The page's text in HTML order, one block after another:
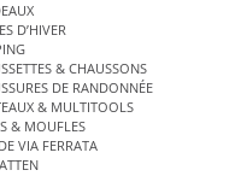
D’HIVER
& CHAUSSONS
DE RANDONNÉE
& MULTITOOLS
& MOUFLES
VIA FERRATA